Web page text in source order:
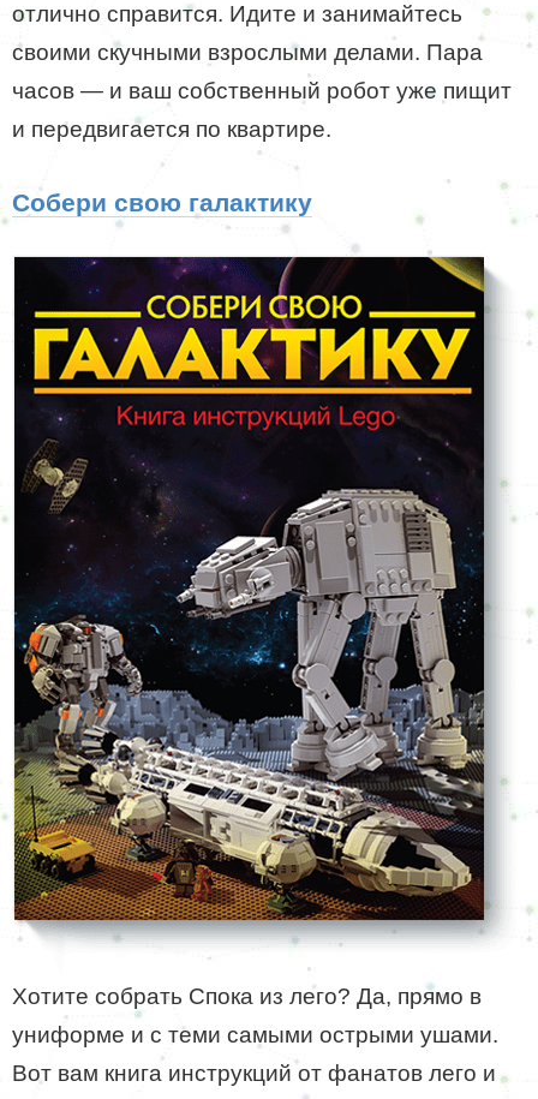
отлично справится. Идите и занимайтесь
своими скучными взрослыми делами. Пара
часов — и ваш собственный робот уже пищит
и передвигается по квартире.
Собери свою галактику
Хотите собрать Спока из лего? Да, прямо в
униформе и с теми самыми острыми ушами.
Вот вам книга инструкций от фанатов лего и